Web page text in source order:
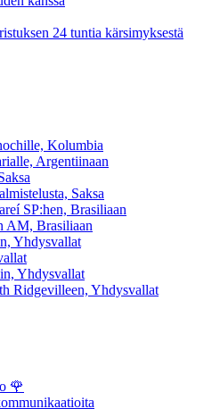
24 tuntia kärsimyksestä
Kolumbia
Argentiinaan
Saksa
SP:hen, Brasiliaan
AM, Brasiliaan
Yhdysvallat
Yhdysvallat
Ridgevilleen, Yhdysvallat
🌹